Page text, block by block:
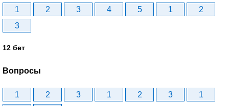
1
2 3 4 5 1
2
3
12 бет
Вопросы
1 2 3 1 2 3
1